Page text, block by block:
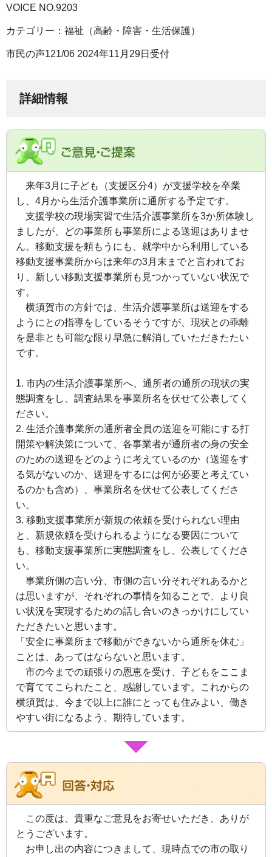
VOICE NO.9203
カテゴリー：福祉（高齢・障害・生活保護）
市民の声121/06 2024年11月29日受付
詳細情報
来年3月に子ども（支援区分4）が支援学校を卒業
し、4月から生活介護事業所に通所する予定です。
支援学校の現場実習で生活介護事業所を3か所体験し
ましたが、どの事業所も事業所による送迎はありませ
ん。移動支援を頼もうにも、就学中から利用している
移動支援事業所からは来年の3月末までと言われてお
り、新しい移動支援事業所も見つかっていない状況で
す。
横須賀市の方針では、生活介護事業所は送迎をする
ようにとの指導をしているそうですが、現状との乖離
を是非とも可能な限り早急に解消していただきたたい
です。
1. 市内の生活介護事業所へ、通所者の通所の現状の実
態調査をし、調査結果を事業所名を伏せて公表してく
ださい。
2. 生活介護事業所の通所者全員の送迎を可能にする打
開策や解決策について、各事業者が通所者の身の安全
のための送迎をどのように考えているのか（送迎をす
る気がないのか、送迎をするには何が必要と考えてい
るのかも含め）、事業所名を伏せて公表してくださ
い。
3. 移動支援事業所が新規の依頼を受けられない理由
と、新規依頼を受けられるようになる要因について
も、移動支援事業所に実態調査をし、公表してくださ
い。
事業所側の言い分、市側の言い分それぞれあるかと
は思いますが、それぞれの事情を知ることで、より良
い状況を実現するための話し合いのきっかけにしてい
ただきたいと思います。
「安全に事業所まで移動ができないから通所を休む」
ことは、あってはならないと思います。
市の今までの頑張りの恩恵を受け、子どもをここま
で育ててこられたこと、感謝しています。これからの
横須賀は、今まで以上に誰にとっても住みよい、働き
やすい街になるよう、期待しています。
この度は、貴重なご意見をお寄せいただき、ありが
とうございます。
お申し出の内容につきまして、現時点での市の取り